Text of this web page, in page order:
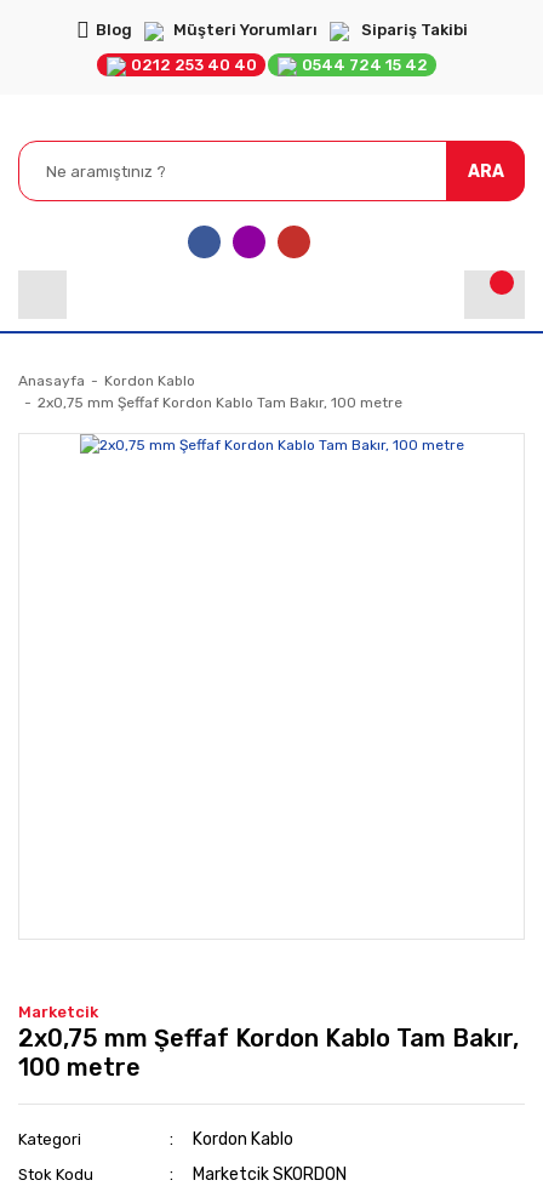
Blog Müşteri Yorumları
Sipariş Takibi
0212 253 40 40
0544 724 15 42
ARA
Anasayfa
Kordon Kablo
2x0,75 mm Şeffaf Kordon Kablo Tam Bakır, 100 metre
Marketcik
2x0,75 mm Şeffaf Kordon Kablo Tam Bakır,
100 metre
Kategori Kordon Kablo
Stok Kodu Marketcik SKORDON